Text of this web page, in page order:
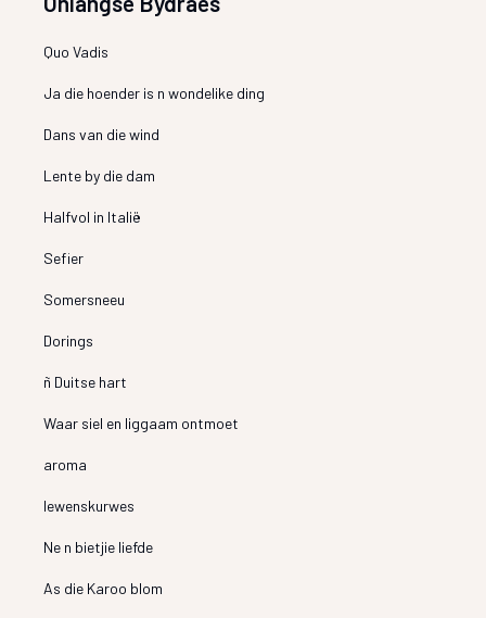
Quo Vadis
Ja die hoender is n wondelike ding
Dans van die wind
Lente by die dam
Halfvol in Italië
Sefier
Somersneeu
Dorings
ñ Duitse hart
Waar siel en liggaam ontmoet
aroma
lewenskurwes
Ne n bietjie liefde
As die Karoo blom